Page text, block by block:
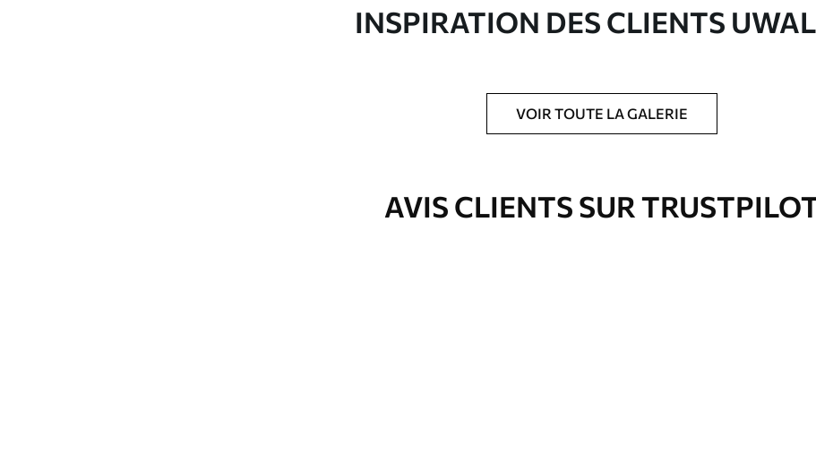
Studio de design Uwalls
Imprimé sur commande et livré en rouleaux jusqu’à 50 cm de large.
INSPIRATION DES CLIENTS
VOIR TOUTE LA GALERIE
AVIS CLIENTS SUR